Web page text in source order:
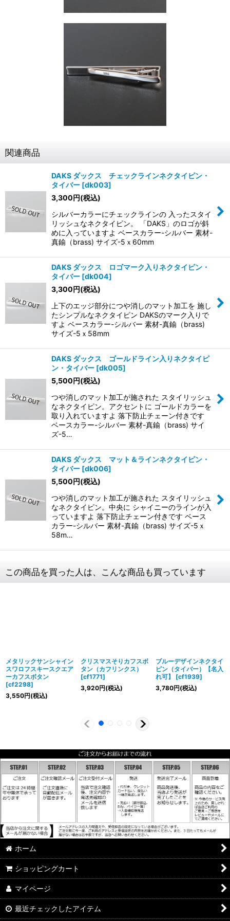
関連商品
DAKS ダックス チェックラインネクタイピン・
タイバー [dk003]
3,300円(税込)
シルバーカラーにチェックラインの 入ったスタイ
リッシュなネクタイピン。 「DAKS」のロゴが斜
めに入っていますよ ベースカラー-シルバー 素材-
真鍮（brass) サイズ-5ｘ60mm
DAKS ダックス ロゴマーク入りネクタイピン・
タイバー [dk004]
3,300円(税込)
上下のエッジ部分につや消しのマット加工を 施し
たシンプルなネクタイピン DAKSのマーク入りで
すよ ベースカラー-シルバー 素材-真鍮（brass)
サイズ-5ｘ58mm
DAKS ダックス ゴールドライン入りネクタイピ
ン・タイバー [dk005]
5,500円(税込)
つや消しのマット加工が施された スタイリッシュ
なネクタイピン。アクセントに ゴールドカラーを
取り入れていますよ 落下防止チェーン付きです
ベースカラー-シルバー 素材-真鍮（brass) サイ
ズ-5…
DAKS ダックス マット＆ラインネクタイピン・
タイバー [dk006]
5,500円(税込)
つや消しのマット加工が施された スタイリッシュ
なネクタイピン。中央に シャイニーのラインが入
っていますよ 落下防止チェーン付きです ベース
カラー-シルバー 素材-真鍮（brass) サイズ-5ｘ
58m…
この商品を買った人は、こんな商品も買っています
メタリックサンシャイン
スワロフスキースクエア
ーカフスボタン
[cf2298]
3,550円(税込)
クリスマスそりカフスボ
タン（カフリンクス）
[cf1771]
3,920円(税込)
ブルーデザインネクタイ
ピン（タイバー）【名入
れ可】
[cf1939]
3,780円(税込)
ホーム
ショッピングカート
マイページ
最近チェックしたアイテム